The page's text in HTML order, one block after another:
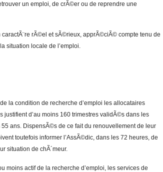
un emploi, de crÃ©er ou de reprendre une
rÃ©el et sÃ©rieux, apprÃ©ciÃ© compte tenu de
situation locale de l’emploi.
la condition de recherche d’emploi les allocataires
justifient d’au moins 160 trimestres validÃ©s dans les
ans. DispensÃ©s de ce fait du renouvellement de leur
toutefois informer l’AssÃ©dic, dans les 72 heures, de
situation de chÃ´meur.
moins actif de la recherche d’emploi, les services de